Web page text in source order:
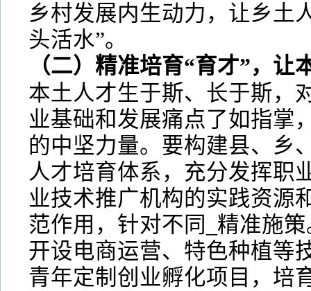
乡村发展内生动力，让乡土
头活水”。
（二）精准培育“育才”，让
本土人才生于斯、长于斯，
业基础和发展痛点了如指掌
的中坚力量。要构建县、乡
人才培育体系，充分发挥职
业技术推广机构的实践资源
范作用，针对不同_精准施
开设电商运营、特色种植等
青年定制创业孵化项目，培